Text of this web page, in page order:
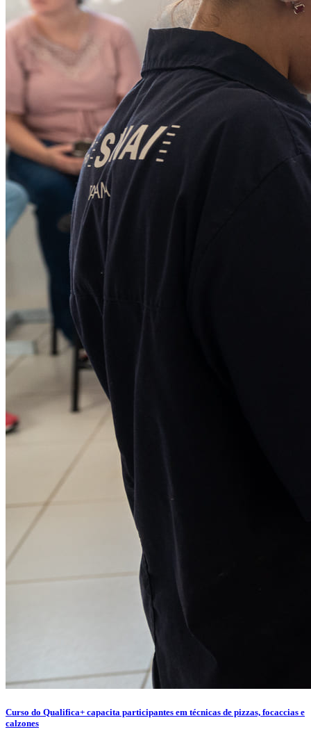
Curso do Qualifica+ capacita participantes em técnicas de pizzas, focaccias e
calzones